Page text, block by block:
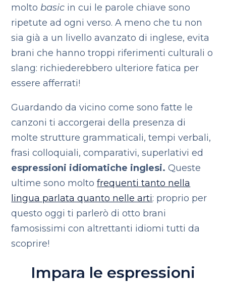
molto basic in cui le parole chiave sono
ripetute ad ogni verso. A meno che tu non
sia già a un livello avanzato di inglese, evita
brani che hanno troppi riferimenti culturali o
slang: richiederebbero ulteriore fatica per
essere afferrati!
Guardando da vicino come sono fatte le
canzoni ti accorgerai della presenza di
molte strutture grammaticali, tempi verbali,
frasi colloquiali, comparativi, superlativi ed
espressioni idiomatiche inglesi.Queste
ultime sono moltofrequenti tanto nella
lingua parlata quanto nelle arti: proprio per
questo oggi ti parlerò di otto brani
famosissimi con altrettanti idiomi tutti da
scoprire!
Impara le espressioni